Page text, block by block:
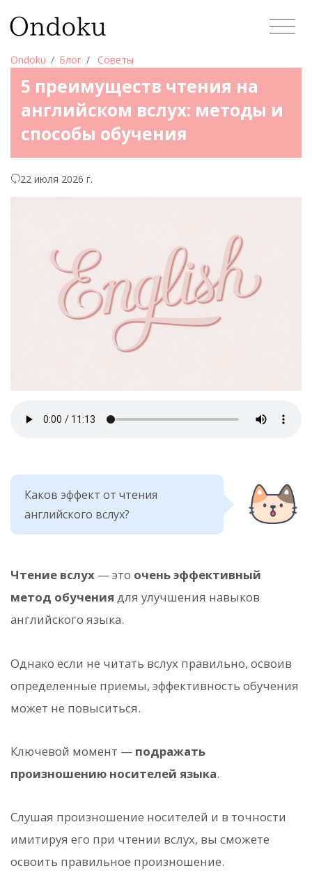
Ondoku Блог Советы
5 преимуществ чтения на
английском вслух: методы и
способы обучения
22 июля 2026 г.
Каков эффект от чтения
английского вслух?
Чтение вслух — это очень эффективный
метод обучения для улучшения навыков
английского языка.
Однако если не читать вслух правильно, освоив
определенные приемы, эффективность обучения
может не повыситься.
Ключевой момент — подражать
произношению носителей языка.
Слушая произношение носителей и в точности
имитируя его при чтении вслух, вы сможете
освоить правильное произношение.